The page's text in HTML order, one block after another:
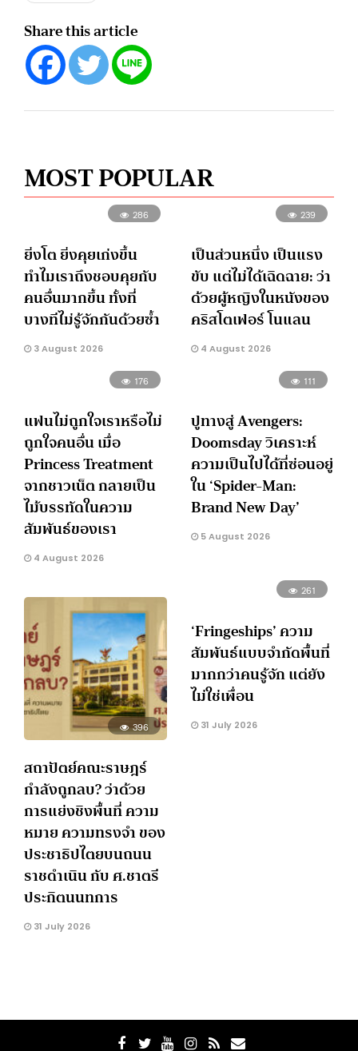
Share this article
MOST POPULAR
286
ยิ่งโต ยิ่งคุยเก่งขึ้น
ทำไมเราถึงชอบคุยกับ
คนอื่นมากขึ้น ทั้งที่
บางทีไม่รู้จักกันด้วยซ้ำ
3 August 2026
239
เป็นส่วนหนึ่ง เป็นแรง
ขับ แต่ไม่ได้เฉิดฉาย: ว่า
ด้วยผู้หญิงในหนังของ
คริสโตเฟอร์ โนแลน
4 August 2026
176
แฟนไม่ถูกใจเราหรือไม่
ถูกใจคนอื่น เมื่อ
Princess Treatment
จากชาวเน็ต กลายเป็น
ไม้บรรทัดในความ
สัมพันธ์ของเรา
4 August 2026
111
ปูทางสู่ Avengers:
Doomsday วิเคราะห์
ความเป็นไปได้ที่ซ่อนอยู่
ใน ‘Spider-Man:
Brand New Day’
5 August 2026
396
สถาปัตย์คณะราษฎร์
กำลังถูกลบ? ว่าด้วย
การแย่งชิงพื้นที่ ความ
หมาย ความทรงจำ ของ
ประชาธิปไตยบนถนน
ราชดำเนิน กับ ศ.ชาตรี
ประกิตนนทการ
31 July 2026
261
‘Fringeships’ ความ
สัมพันธ์แบบจำกัดพื้นที่
มากกว่าคนรู้จัก แต่ยัง
ไม่ใช่เพื่อน
31 July 2026